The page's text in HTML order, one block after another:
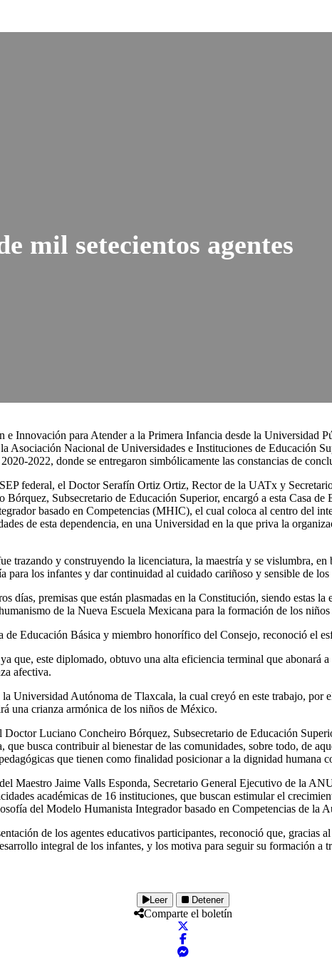
mil setecientos agentes
e Innovación para Atender a la Primera Infancia desde la Universidad
Asociación Nacional de Universidades e Instituciones de Educación
2022, donde se entregaron simbólicamente las constancias de
federal, el Doctor Serafín Ortiz Ortiz, Rector de la UATx y
Subsecretario de Educación Superior, encargó a esta Casa
basado en Competencias (MHIC), el cual coloca al centro del
de esta dependencia, en una Universidad en la que priva la
trazando y construyendo la licenciatura, la maestría y se vislumbra,
para los infantes y dar continuidad al cuidado cariñoso y sensible de los
días, premisas que están plasmadas en la Constitución, siendo estas
de la Nueva Escuela Mexicana para la formación de los niños
Educación Básica y miembro honorífico del Consejo, reconoció el
que, este diplomado, obtuvo una alta eficiencia terminal que abonará
afectiva.
Universidad Autónoma de Tlaxcala, la cual creyó en este trabajo, por
una crianza armónica de los niños de México.
Luciano Concheiro Bórquez, Subsecretario de Educación
busca contribuir al bienestar de las comunidades, sobre todo, de
que tienen como finalidad posicionar a la dignidad humana
Maestro Jaime Valls Esponda, Secretario General Ejecutivo de la
académicas de 16 instituciones, que buscan estimular el
del Modelo Humanista Integrador basado en Competencias de la
de los agentes educativos participantes, reconoció que,
integral de los infantes, y los motiva para seguir su formación a
Leer Detener
Comparte el boletín